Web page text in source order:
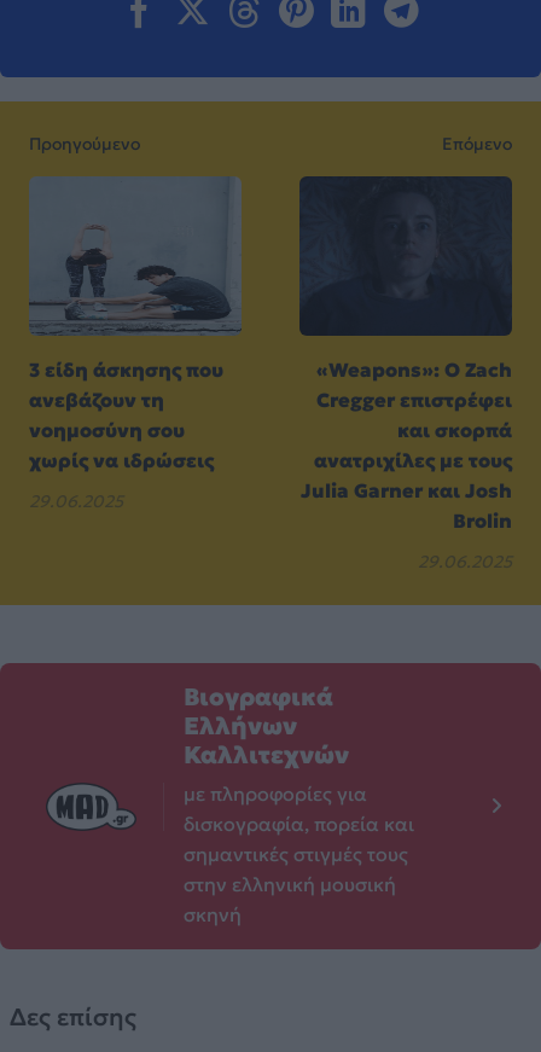
Προηγούμενο
3 είδη άσκησης που
ανεβάζουν τη
νοημοσύνη σου
χωρίς να ιδρώσεις
29.06.2025
Επόμενο
«Weapons»: Ο Zach
Cregger επιστρέφει
και σκορπά
ανατριχίλες με τους
Julia Garner και Josh
Brolin
29.06.2025
Βιογραφικά
Ελλήνων
Καλλιτεχνών
με πληροφορίες για
δισκογραφία, πορεία και
σημαντικές στιγμές τους
στην ελληνική μουσική
σκηνή
Δες επίσης